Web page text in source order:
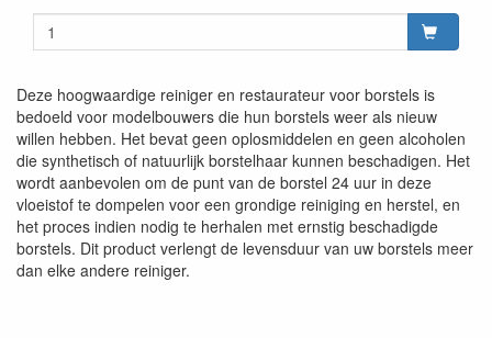
Deze hoogwaardige reiniger en restaurateur voor borstels is
bedoeld voor modelbouwers die hun borstels weer als nieuw
willen hebben. Het bevat geen oplosmiddelen en geen alcoholen
die synthetisch of natuurlijk borstelhaar kunnen beschadigen. Het
wordt aanbevolen om de punt van de borstel 24 uur in deze
vloeistof te dompelen voor een grondige reiniging en herstel, en
het proces indien nodig te herhalen met ernstig beschadigde
borstels. Dit product verlengt de levensduur van uw borstels meer
dan elke andere reiniger.